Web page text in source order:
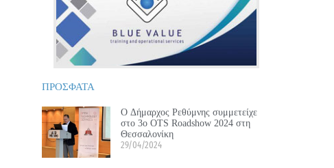
ΠΡΟΣΦΑΤΑ
Ο Δήμαρχος Ρεθύμνης συμμετείχε
στο 3ο OTS Roadshow 2024 στη
Θεσσαλονίκη
29/04/2024